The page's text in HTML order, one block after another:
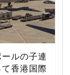
ールの子連
香港国際